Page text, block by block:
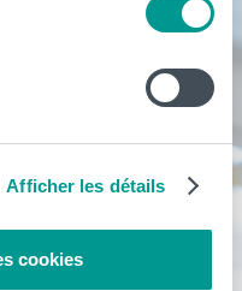
Afficher les détails
cookies